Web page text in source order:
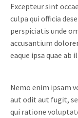
Excepteur sint
culpa qui officia
perspiciatis unde
accusantium
eaque ipsa quae
Nemo enim ipsam
aut odit aut fugit,
qui ratione